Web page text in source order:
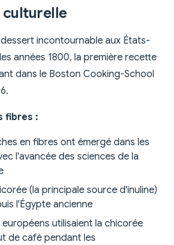
incontournable aux États-
années 1800, la première recette
dans le Boston Cooking-School
fibres :
en fibres ont émergé dans les
l'avancée des sciences de la
(la principale source d'inuline)
l'Égypte ancienne
utilisaient la chicorée
de café pendant les